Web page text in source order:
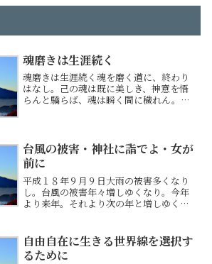
魂磨きは生涯続く
魂磨きは生涯続く魂を磨く道に、終わり
はなし。己の魂は既に美しき、神意を悟
らんと驕らば、魂は瞬く間に穢れん。魂
塵、不平不満の垢は、片時も...
台風の被害・神社に詣でよ・女が
前に
平成１８年９月９日大雨の被害多くなり
し。台風の被害年々増しゆくなり。今年
より来年。それより次の年と増しゆくば
地球を汚し、山、海、川を汚し、果てに
は食べ物まで身体に悪き物...
自由自在に生きる世界線を選択す
るために